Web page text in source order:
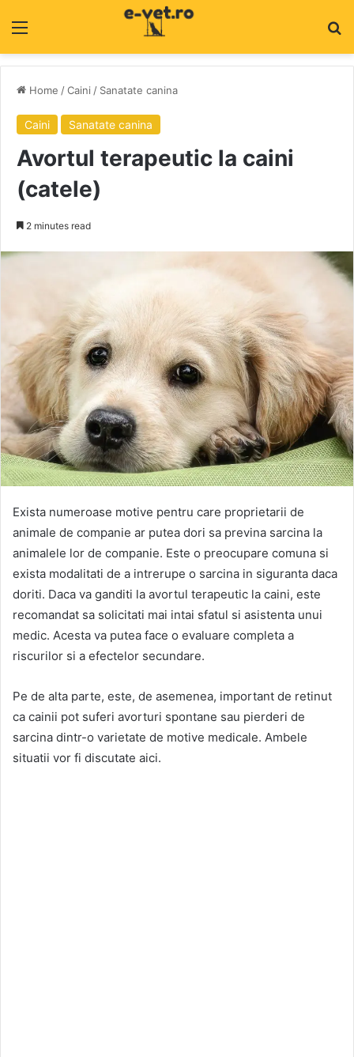
Home /Caini / Sanatate canina
Caini Sanatate canina
Avortul terapeutic la caini
(catele)
2 minutes read
Exista numeroase motive pentru care proprietarii de
animale de companie ar putea dori sa previna sarcina la
animalele lor de companie. Este o preocupare comuna si
exista modalitati de a intrerupe o sarcina in siguranta daca
doriti. Daca va ganditi la avortul terapeutic la caini, este
recomandat sa solicitati mai intai sfatul si asistenta unui
medic. Acesta va putea face o evaluare completa a
riscurilor si a efectelor secundare.
Pe de alta parte, este, de asemenea, important de retinut
ca cainii pot suferi avorturi spontane sau pierderi de
sarcina dintr-o varietate de motive medicale. Ambele
situatii vor fi discutate aici.